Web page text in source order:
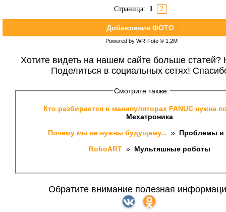
Страница: 1 2
Добавление ФОТО *
Powered by WR-Foto © 1.2М
Хотите видеть на нашем сайте больше статей?
Поделиться в социальных сетях!
Смотрите также:
Кто разбирается в манипуляторах FANUC нужна
Мехатроника
Почему мы не нужны будущему... » Проблемы и
RoboART » Мультяшные роботы
Обратите внимание полезная